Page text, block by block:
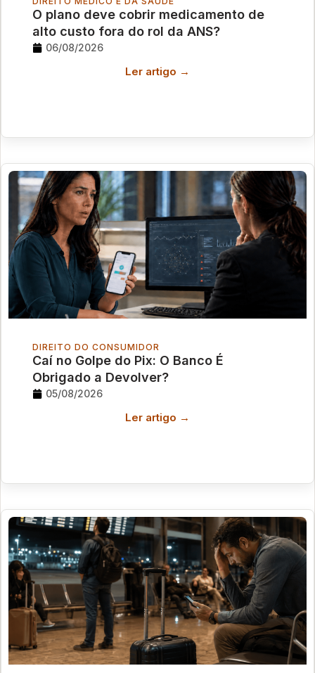
O plano deve cobrir medicamento de
alto custo fora do rol da ANS?
06/08/2026
Ler artigo →
DIREITO DO CONSUMIDOR
Caí no Golpe do Pix: O Banco É
Obrigado a Devolver?
05/08/2026
Ler artigo →